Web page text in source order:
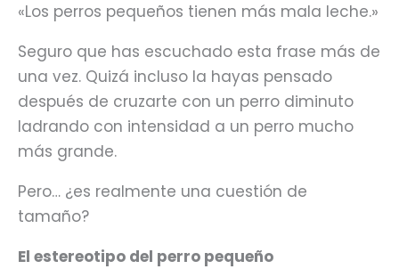
«Los perros pequeños tienen más mala leche.»
Seguro que has escuchado esta frase más de
una vez. Quizá incluso la hayas pensado
después de cruzarte con un perro diminuto
ladrando con intensidad a un perro mucho
más grande.
Pero… ¿es realmente una cuestión de
tamaño?
El estereotipo del perro pequeño